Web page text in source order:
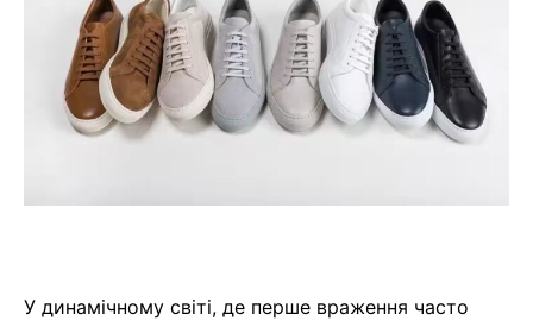
У динамічному світі, де перше враження часто